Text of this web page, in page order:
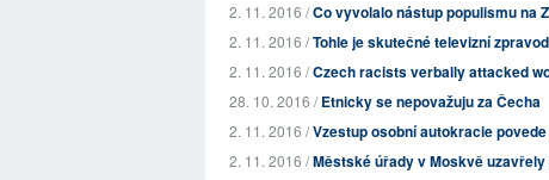
2. 11. 2016 /Co vyvolalo nástup populismu na
2. 11. 2016 /Tohle je skutečné televizní
2. 11. 2016 /Czech racists verbally attacked
28. 10. 2016 /Etnicky se nepovažuju za Čecha
2. 11. 2016 /Vzestup osobní autokracie
2. 11. 2016 /Městské úřady v Moskvě